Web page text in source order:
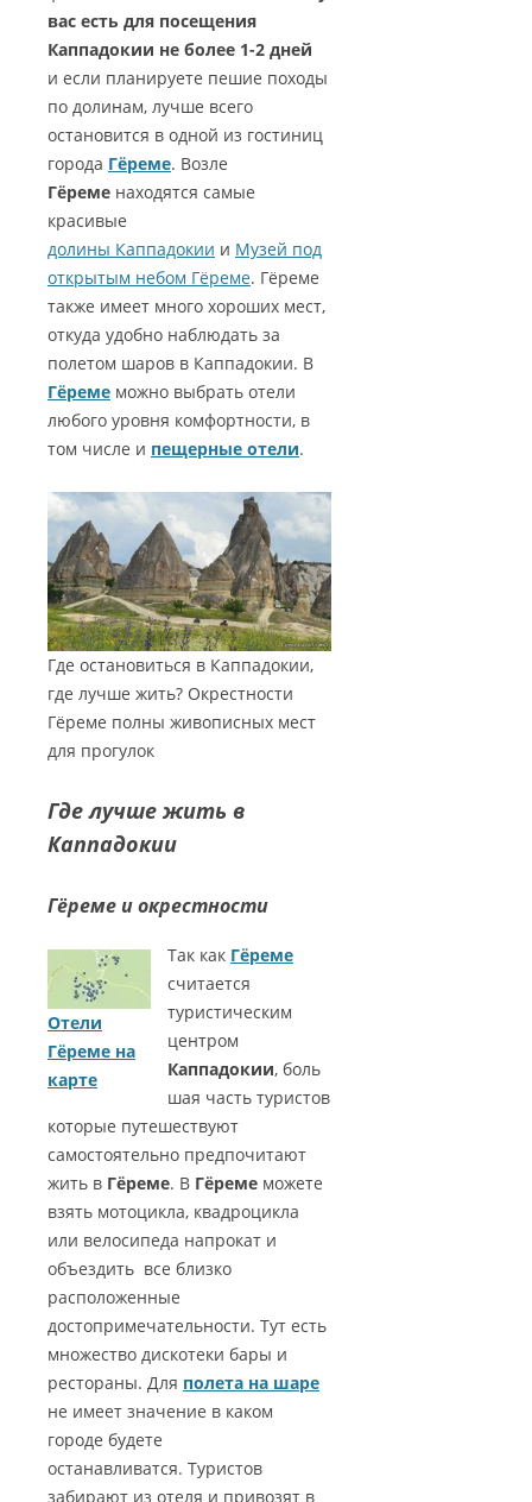
вас есть для посещения
Каппадокии не более 1-2 дней
и если планируете пешие походы
по долинам, лучше всего
остановится в одной из гостиниц
города Гёреме. Возле
Гёреме находятся самые
красивые
долины Каппадокии и Музей под
открытым небом Гёреме. Гёреме
также имеет много хороших мест,
откуда удобно наблюдать за
полетом шаров в Каппадокии. В
Гёреме можно выбрать отели
любого уровня комфортности, в
том числе и пещерные отели.
Где остановиться в Каппадокии,
где лучше жить? Окрестности
Гёреме полны живописных мест
для прогулок
Где лучше жить в
Каппадокии
Гёреме и окрестности
Отели
Гёреме на
карте
Так как Гёреме
считается
туристическим
центром
Каппадокии, боль
шая часть туристов
которые путешествуют
самостоятельно предпочитают
жить в Гёреме. В Гёреме можете
взять мотоцикла, квадроцикла
или велосипеда напрокат и
объездить все близко
расположенные
достопримечательности. Тут есть
множество дискотеки бары и
рестораны. Для полета на шаре
не имеет значение в каком
городе будете
останавливатся. Туристов
забирают из отеля и привозят в